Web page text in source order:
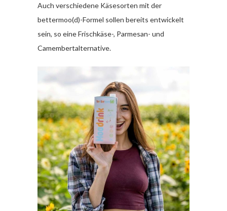
Auch verschiedene Käsesorten mit der
bettermoo(d)-Formel sollen bereits entwickelt
sein, so eine Frischkäse-, Parmesan- und
Camembertalternative.